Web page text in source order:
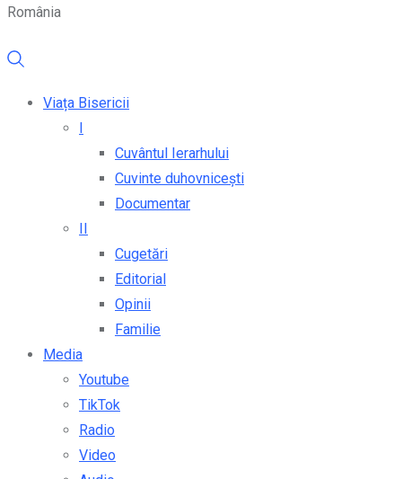
România
Viața Bisericii
Cuvântul Ierarhului
Cuvinte duhovnicești
Documentar
Cugetări
Editorial
Opinii
Familie
Media
Youtube
TikTok
Radio
Video